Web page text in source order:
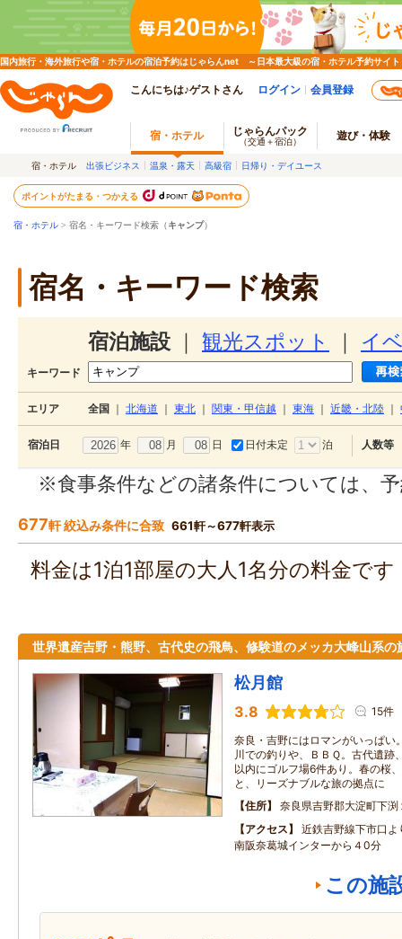
国内旅行・海外旅行や宿・ホテルの宿泊予約はじゃらんnet ～日本最大級の宿・ホテル予約サイト
こんにちは♪ゲストさん ログイン 会員登録
宿・ホテル じゃらんパック
（交通＋宿泊） 遊び・体験
宿・ホテル 出張ビジネス 温泉・露天 高級宿 日帰り・デイユース
ポイントがたまる・つかえる
宿・ホテル > 宿名・キーワード検索（キャンプ）
宿名・キーワード検索
宿泊施設 観光スポット イ
キーワード
エリア 全国 北海道 東北 関東・甲信越 東海 近畿・北陸
宿泊日 年 月 日 日付未定 泊 人数等
※食事条件などの諸条件については、
677軒 絞込み条件に合致 661軒～677軒表示
料金は1泊1部屋の大人1名分の料金で
世界遺産吉野・熊野、古代史の飛鳥、修験道のメッカ大峰山系の
松月館
3.8 15件
奈良・吉野にはロマンがいっぱい
川での釣りや、ＢＢＱ。古代遺
以内にゴルフ場6件あり。春の桜
と、リーズナブルな旅の拠点に
住所
奈良県吉野郡大淀町下渕
アクセス
近鉄吉野線下市口
南阪奈葛城インターから４0分
この施